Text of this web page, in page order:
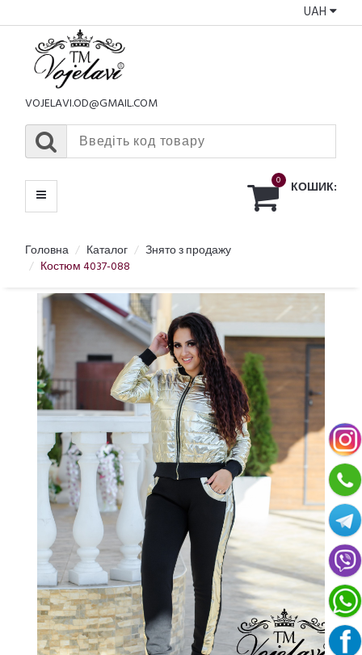
UAH
VOJELAVI.OD@GMAIL.COM
0 КОШИК:
МЕНЮ
Головна Каталог
Знято з продажу
Костюм 4037-088